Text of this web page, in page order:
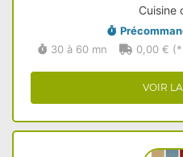
Cuisine
30 à 60 mn
0,00 €
VOIR